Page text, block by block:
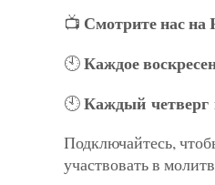
📺 Смотрите нас на
🕙Каждое
🕙Каждый четверг
Подключайтесь,
участвовать в